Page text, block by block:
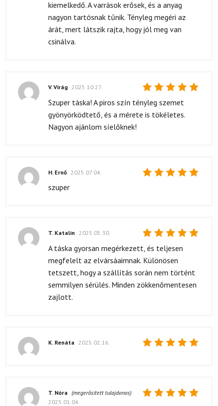
kiemelkedő. A varrások erősek, és a anyag
nagyon tartósnak tűnik. Tényleg megéri az
árát, mert látszik rajta, hogy jól meg van
csinálva.
Értékelés:
5
/ 5
V. Virág 2025.10.27.
Szuper táska! A piros szín tényleg szemet
gyönyörködtető, és a mérete is tökéletes.
Nagyon ajánlom síelőknek!
H. Ernő 2025.07.04.
szuper
Értékelés:
5
/ 5
T. Katalin 2025.05.30.
A táska gyorsan megérkezett, és teljesen
megfelelt az elvársáaimnak. Különösen
tetszett, hogy a szállítás során nem történt
semmilyen sérülés. Minden zökkenőmentesen
zajlott.
K. Renáta 2025.02.16.
T. Nóra (megerősített tulajdonos)
2025.01.04.